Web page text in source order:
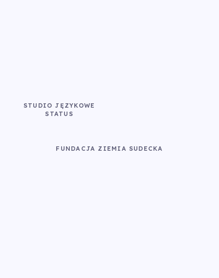
STUDIO JĘZYKOWE
STATUS
FUNDACJA ZIEMIA SUDECKA